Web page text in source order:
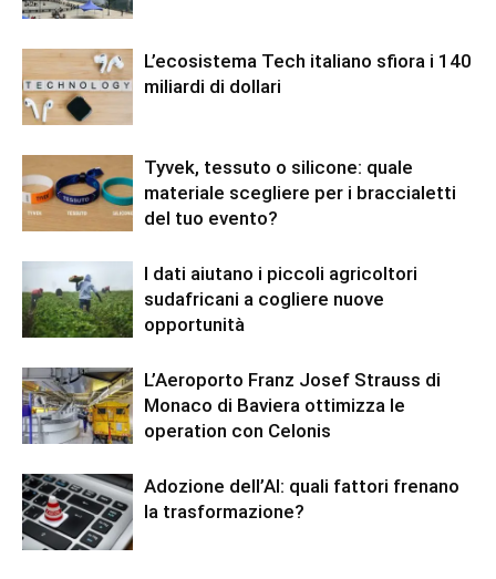
L’ecosistema Tech italiano sfiora i 140
miliardi di dollari
Tyvek, tessuto o silicone: quale
materiale scegliere per i braccialetti
del tuo evento?
I dati aiutano i piccoli agricoltori
sudafricani a cogliere nuove
opportunità
L’Aeroporto Franz Josef Strauss di
Monaco di Baviera ottimizza le
operation con Celonis
Adozione dell’AI: quali fattori frenano
la trasformazione?